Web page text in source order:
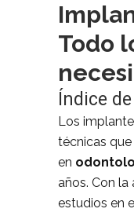
Todo
Índice
Los
técnicas
en
años. Con
estudios en